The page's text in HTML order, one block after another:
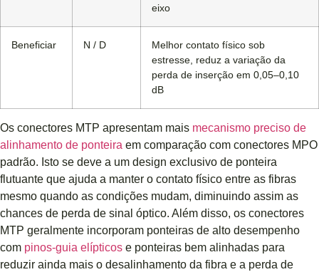
eixo
Beneficiar N / D
Melhor contato físico sob
estresse, reduz a variação da
perda de inserção em 0,05–0,10
dB
Os conectores MTP apresentam mais mecanismo preciso de
alinhamento de ponteira em comparação com conectores MPO
padrão. Isto se deve a um design exclusivo de ponteira
flutuante que ajuda a manter o contato físico entre as fibras
mesmo quando as condições mudam, diminuindo assim as
chances de perda de sinal óptico. Além disso, os conectores
MTP geralmente incorporam ponteiras de alto desempenho
com pinos-guia elípticos e ponteiras bem alinhadas para
reduzir ainda mais o desalinhamento da fibra e a perda de